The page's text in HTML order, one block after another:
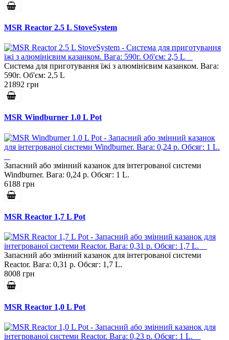
MSR Reactor 2.5 L StoveSystem
Система для приготування їжі з алюмінієвим казанком. Вага:
590г. Об'єм: 2,5 L
21892 грн
MSR Windburner 1.0 L Pot
Запасний або змінний казанок для інтегрованої системи
Windburner. Вага: 0,24 р. Обсяг: 1 L.
6188 грн
MSR Reactor 1,7 L Pot
Запасний або змінний казанок для інтегрованої системи
Reactor. Вага: 0,31 р. Обсяг: 1,7 L.
8008 грн
MSR Reactor 1,0 L Pot